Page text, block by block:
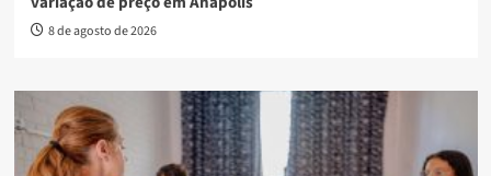
8 de agosto de 2026